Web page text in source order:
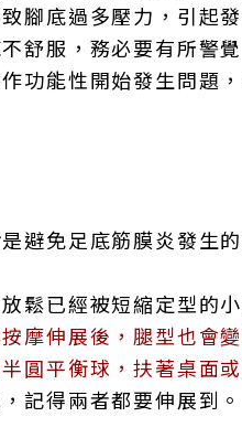
腳底過多壓力，引起
舒服，務必要有所警
功能性開始發生問題
避免足底筋膜炎發生
鬆已經被短縮定型的
摩伸展後，腿型也會
圓平衡球，扶著桌面
記得兩者都要伸展到。